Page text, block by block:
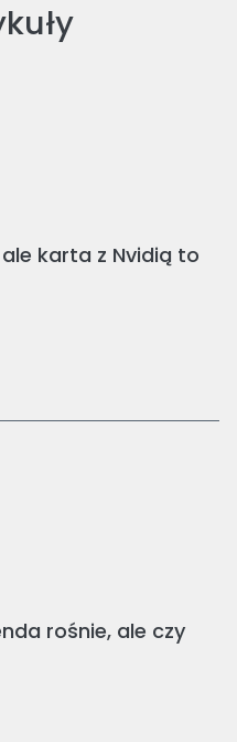
karta z Nvidią to
rośnie, ale czy